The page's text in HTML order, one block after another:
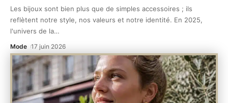
Les bijoux sont bien plus que de simples accessoires ; ils
reflètent notre style, nos valeurs et notre identité. En 2025,
l'univers de la…
Mode 17 juin 2026